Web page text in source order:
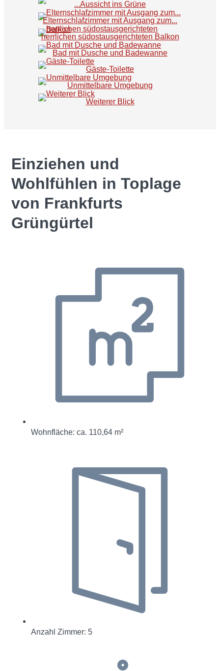
...Aussicht ins Grüne
Elternschlafzimmer mit Ausgang zum...
herrlichen südostausgerichteten Balkon
Bad mit Dusche und Badewanne
Gäste-Toilette
Unmittelbare Umgebung
Weiterer Blick
Einziehen und
Wohlfühlen in Toplage
von Frankfurts
Grüngürtel
Wohnfläche: ca. 110,64 m²
Anzahl Zimmer: 5